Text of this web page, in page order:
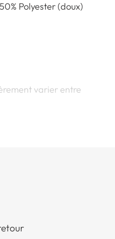
Polyester (doux)
varier entre